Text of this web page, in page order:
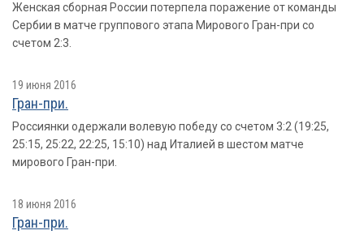
Женская сборная России потерпела поражение от команды
Сербии в матче группового этапа Мирового Гран-при со
счетом 2:3.
19 июня 2016
Гран-при.
Россиянки одержали волевую победу со счетом 3:2 (19:25,
25:15, 25:22, 22:25, 15:10) над Италией в шестом матче
мирового Гран-при.
18 июня 2016
Гран-при.